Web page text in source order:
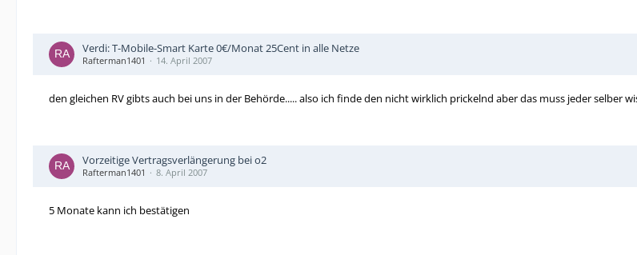
Verdi: T-Mobile-Smart Karte 0€/Monat 25Cent in alle Netze
Rafterman1401 14. April 2007
den gleichen RV gibts auch bei uns in der Behörde..... also ich finde den nicht wirklich prickelnd aber das muss jeder selber
Vorzeitige Vertragsverlängerung bei o2
Rafterman1401 8. April 2007
5 Monate kann ich bestätigen